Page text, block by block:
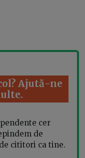
Ajută-ne
cer
de
cititori ca tine.